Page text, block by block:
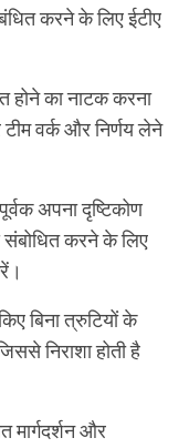
करने के लिए ईटीए
होने का नाटक करना
वर्क और निर्णय लेने
अपना दृष्टिकोण
संबोधित करने के लिए
बिना त्रुटियों के
निराशा होती है
मार्गदर्शन और